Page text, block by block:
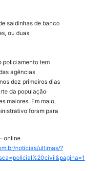
saidinhas de banco
ou duas
policiamento tem
agências
dez primeiros dias
da população
maiores. Em maio,
foram para
online
noticias/ultimas/?